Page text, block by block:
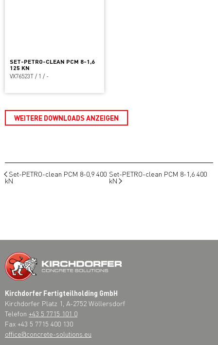
SET-PETRO-CLEAN PCM 8-1,6
125 KN
VX76523T / 1 / -
WEITERE DOWNLOADS ANZEIGEN
Set-PETRO-clean PCM 8-0,9 400
kN
Set-PETRO-clean PCM 8-1,6 400
kN
Kirchdorfer Fertigteilholding GmbH
Kirchdorfer Platz 1, A-2752 Wöllersdorf
Telefon +43 5 7715 101 0
Fax +43 5 7715 400 130
office@concrete-solutions.eu